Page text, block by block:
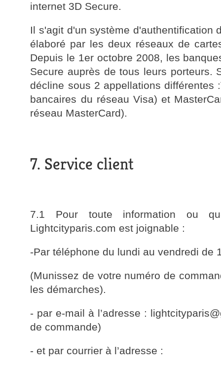
internet 3D Secure.
Il s'agit d'un système d'authentification
élaboré par les deux réseaux de
Depuis le 1er octobre 2008, les
Secure auprès de tous leurs porteurs.
décline sous 2 appellations différentes
bancaires du réseau Visa) et
réseau MasterCard).
7. Service client
7.1 Pour toute information ou
Lightcityparis.com est joignable :
-Par téléphone du lundi au vendredi de
(Munissez de votre numéro de
les démarches).
- par e-mail à l’adresse :
de commande)
- et par courrier à l’adresse :